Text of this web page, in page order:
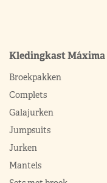
Kledingkast Máxima
Broekpakken
Complets
Galajurken
Jumpsuits
Jurken
Mantels